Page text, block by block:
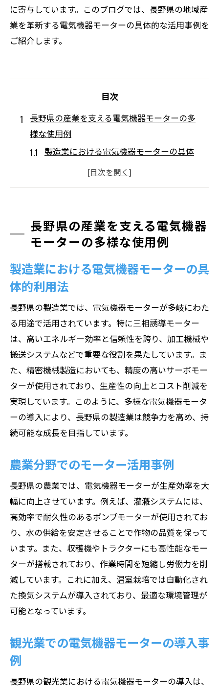
に寄与しています。このブログでは、長野県の地域産
業を革新する電気機器モーターの具体的な活用事例を
ご紹介します。
目次
長野県の産業を支える電気機器モーターの多
様な使用例
製造業における電気機器モーターの具体
農業分野でのモーター活用事例
公共インフラでのモーター使用事例
医療機器における電気モーターの利用
地域産業の発展に貢献する電気機器モーター
の具体的活用事例
食品加工業におけるモーターの役割
エネルギー効率を改善するためのモータ
ー活用
伝統工芸におけるモーターの新たな挑戦
建設業でのモーター使用による生産性向
上
物流業界でのモーター導入事例
小規模ビジネスの成長を支えるモーター
技術
電気機器モーターが長野県の製造業に与える
エネルギー効率向上の影響
省エネモーターの導入効果
電力消費削減の具体例
コスト削減と環境負荷軽減の実際
再生可能エネルギーとの連携
製造プロセスの最適化
エネルギー管理システムとの統合
農業分野での電気機器モーター活用による生
産性向上の実例
農業機械の自動化とモーターの役割
収穫プロセスの効率化
長野県の産業を支える電気機器
モーターの多様な使用例
製造業における電気機器モーターの具
体的利用法
長野県の製造業では、電気機器モーターが多岐にわた
る用途で活用されています。特に三相誘導モーター
は、高いエネルギー効率と信頼性を誇り、加工機械や
搬送システムなどで重要な役割を果たしています。ま
た、精密機械製造においても、精度の高いサーボモー
ターが使用されており、生産性の向上とコスト削減を
実現しています。このように、多様な電気機器モータ
ーの導入により、長野県の製造業は競争力を高め、持
続可能な成長を目指しています。
農業分野でのモーター活用事例
長野県の農業では、電気機器モーターが生産効率を大
幅に向上させています。例えば、灌漑システムには、
高効率で耐久性のあるポンプモーターが使用されてお
り、水の供給を安定させることで作物の品質を保って
います。また、収穫機やトラクターにも高性能なモー
ターが搭載されており、作業時間を短縮し労働力を削
減しています。これに加え、温室栽培では自動化され
た換気システムが導入されており、最適な環境管理が
可能となっています。
観光業での電気機器モーターの導入事
例
長野県の観光業における電気機器モーターの導入は、